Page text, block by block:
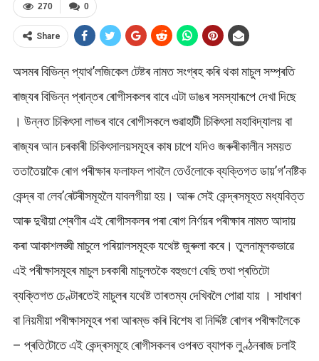
0
270
Share
অসমৰ বিভিন্ন প্যাথ’লজিকেল টেষ্টৰ নামত সংগ্ৰহ কৰি থকা মাচুল সম্প্ৰতি
ৰাজ্যৰ বিভিন্ন প্ৰান্তৰ ৰোগীসকলৰ বাবে এটা ডাঙৰ সমস্যাৰূপে দেখা দিছে
। উন্নত চিকিৎসা লাভৰ বাবে ৰোগীসকলে গুৱাহাটী চিকিৎসা মহাবিদ্যালয় বা
ৰাজ্যৰ আন চৰকাৰী চিকিৎসালয়সমূহৰ কাষ চাপে যদিও জৰুৰীকালীন সময়ত
ততাতৈয়াকৈ ৰোগ পৰীক্ষাৰ ফলাফল পাবলৈ তেওঁলোকে ব্যক্তিগত ডায়’গ’নষ্টিক
কেন্দ্ৰ বা লেব’ৰেটৰীসমূহলৈ যাবলগীয়া হয়। আৰু সেই কেন্দ্ৰসমূহত মধ্যবিত্ত
আৰু দুখীয়া শ্ৰেণীৰ এই ৰোগীসকলৰ পৰা ৰোগ নিৰ্ণয়ৰ পৰীক্ষাৰ নামত আদায়
কৰা আকাশলঙ্ঘী মাচুলে পৰিয়ালসমূহক যথেষ্ট জুৰুলা কৰে। তুলনামূলকভাৱে
এই পৰীক্ষাসমূহৰ মাচুল চৰকাৰী মাচুলতকৈ বহুগুণে বেছি তথা প্ৰতিটো
ব্যক্তিগত চেণ্টাৰতেই মাচুলৰ যথেষ্ট তাৰতম্য দেখিবলৈ পোৱা যায় । সাধাৰণ
বা নিয়মীয়া পৰীক্ষাসমূহৰ পৰা আৰম্ভ কৰি বিশেষ বা নিৰ্দ্দিষ্ট ৰোগৰ পৰীক্ষালৈকে
– প্ৰতিটোতে এই কেন্দ্ৰসমূহে ৰোগীসকলৰ ওপৰত ব্যাপক লুণ্ঠনৰাজ চলাই